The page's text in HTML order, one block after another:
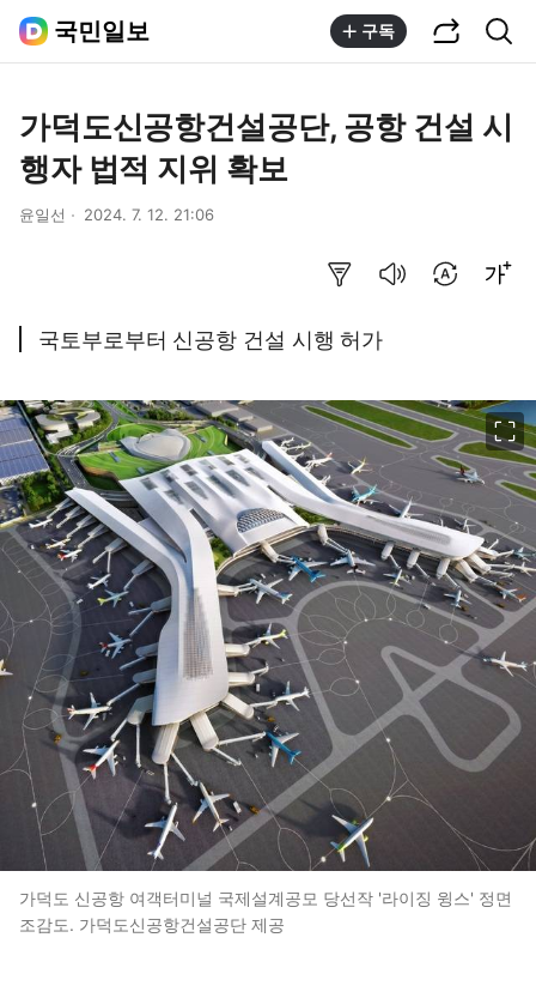
국민일보 구독
가덕도신공항건설공단, 공항 건설 시
행자 법적 지위 확보
윤일선 2024. 7. 12. 21:06
국토부로부터 신공항 건설 시행 허가
가덕도 신공항 여객터미널 국제설계공모 당선작 '라이징 윙스' 정면
조감도. 가덕도신공항건설공단 제공